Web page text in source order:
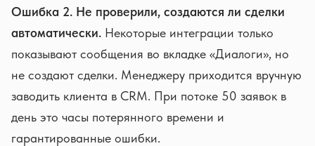
Ошибка 2. Не проверили, создаются ли сделки
автоматически. Некоторые интеграции только
показывают сообщения во вкладке «Диалоги», но
не создают сделки. Менеджеру приходится вручную
заводить клиента в CRM. При потоке 50 заявок в
день это часы потерянного времени и
гарантированные ошибки.